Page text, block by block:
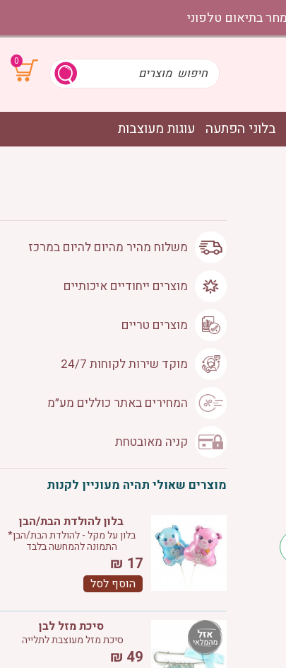
0
בלוני הפתעה עוגות מעוצבות
משלוח מהיר מהיום להיום במרכז
מוצרים ייחודיים איכותיים
מוצרים טריים
מוקד שירות לקוחות 24/7
המחירים באתר כוללים מע״מ
קניה מאובטחת
מוצרים שאולי תהיה מעוניין לקנות
בלון להולדת הבת/הבן
בלון על מקל - להולדת הבת/הבן*
התמונה להמחשה בלבד
17
₪
הוסף לסל
סיכת מזל לבן
סיכת מזל מעוצבת לתלייה
49
₪